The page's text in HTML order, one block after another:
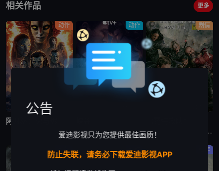
相关作品 更多
动作
蓝光画质
阿凡达：火与烬
《阿凡达：火与烬》聚焦杰克·萨利与奈蒂莉一家的命运起伏，在前作的情感余波之上，深刻描绘一个家族在战火中如何成长、并共同守护血脉相连的情感纽带的历程，从而将故事推向更具张力的全新维度。此外，潘多拉的
动作
电影《峡谷 The Gorge》讲述的是：两名训练有素的特工被派往神秘峡谷的对立两侧执行保护任务，并因此变得亲密。当邪恶势力出现时，他们必须携手合作，以求在峡谷中的未知险境中生存下来。
剧情
《雷霆特攻队*》中集结了一支颠覆传统的反英雄团队——“二代黑寡妇”叶莲娜、“冬兵”巴基、“红色守卫”阿列克谢、“幽灵”、“模仿大师”和“美国密探”约翰·沃克。在发现陷入了瓦伦蒂娜设置的死亡陷阱后，
科幻 动作 动作
公告
爱迪影视只为您提供最佳画质！
防止失联，请务必下载爱迪影视APP